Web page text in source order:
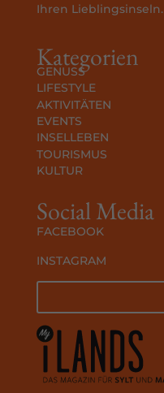
Ihren Lieblingsinseln.
Kategorien
GENUSS
LIFESTYLE
AKTIVITÄTEN
EVENTS
INSELLEBEN
TOURISMUS
KULTUR
Social Media
FACEBOOK
INSTAGRAM